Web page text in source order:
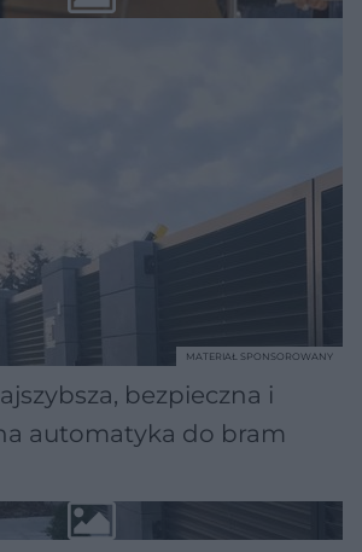
bezpieczna i
automatyka do bram
MATERIAŁ SPONSOROWANY